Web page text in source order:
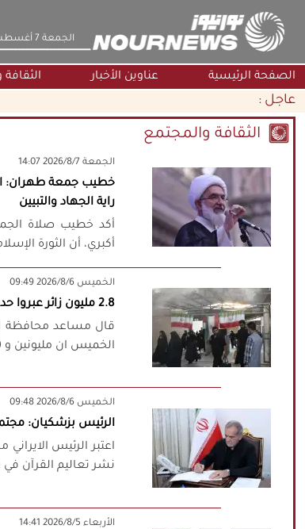
‫‫الجمعة‬‬ 7 أغسطس 2026 15:05
الصفحة الرئيسية عناوين الأخبار
عاجل :
الثقافة والمجتمع
‫‫الجمعة‬‬ 2026/8/7 14:07
خطيب جمعة طهران:
راية الجهاد والتبيين
أكد خطيب صلاة
أكبري، أن الثورة
‫‫الخميس‬‬ 2026/8/6 09:49
2.8 مليون زائر عبروا حدود مهران لحد الان
قال مساعد محافظة
الخميس ان مليونين و 770 الف زائر عبروا منفذ مهران الحدودي منذ بداية شهر ...
‫‫الخميس‬‬ 2026/8/6 09:48
الرئيس بزشكيان:
اعتبر الرئيس
نشر تعاليم القرآن
‫‫الأربعاء‬‬ 2026/8/5 14:41